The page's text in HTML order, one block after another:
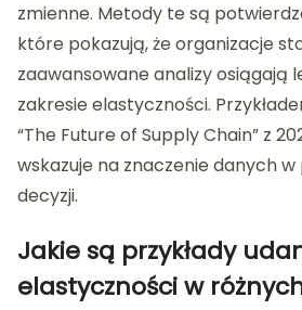
zmienne. Metody te są
które pokazują, że organizacje
zaawansowane analizy osiągają
zakresie elastyczności.
“The Future of Supply Chain” z
wskazuje na znaczenie danych
decyzji.
Jakie są przykłady
elastyczności w